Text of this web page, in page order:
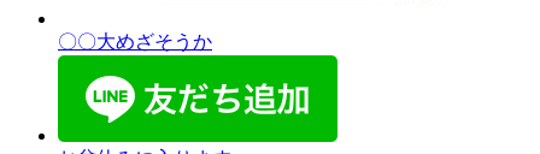
〇〇大めざそうか